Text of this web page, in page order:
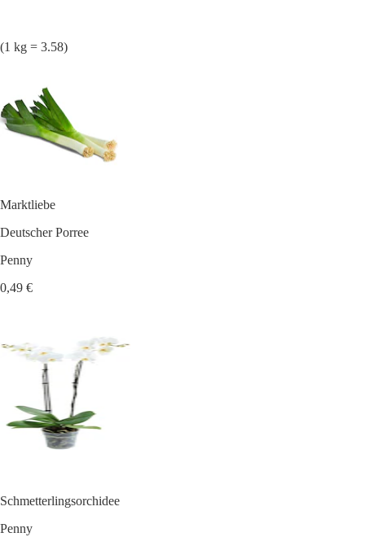
(1 kg = 3.58)
Marktliebe
Deutscher Porree
Penny
0,49 €
Schmetterlingsorchidee
Penny